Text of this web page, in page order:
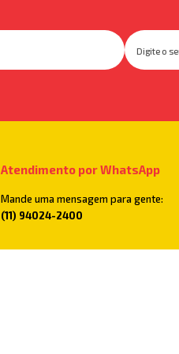
Atendimento por WhatsApp
Mande uma mensagem para gente:
(11) 94024-2400